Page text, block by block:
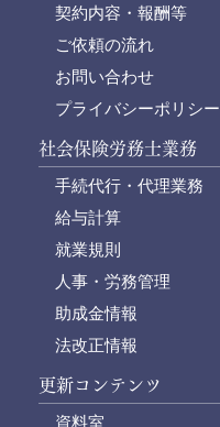
契約内容・報酬等
ご依頼の流れ
お問い合わせ
プライバシーポリシー
社会保険労務士業務
手続代行・代理業務
給与計算
就業規則
人事・労務管理
助成金情報
法改正情報
更新コンテンツ
資料室